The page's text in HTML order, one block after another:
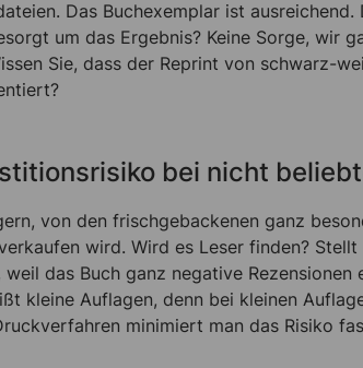
Das Buchexemplar ist
um das Ergebnis? Keine Sorge, wir
Sie, dass der Reprint von schwarz-
bei nicht
von den frischgebackenen ganz
wird. Wird es Leser finden?
das Buch ganz negative Rezensionen
kleine Auflagen, denn bei kleinen
minimiert man das Risiko